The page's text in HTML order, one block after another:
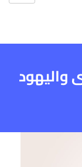
واليهود